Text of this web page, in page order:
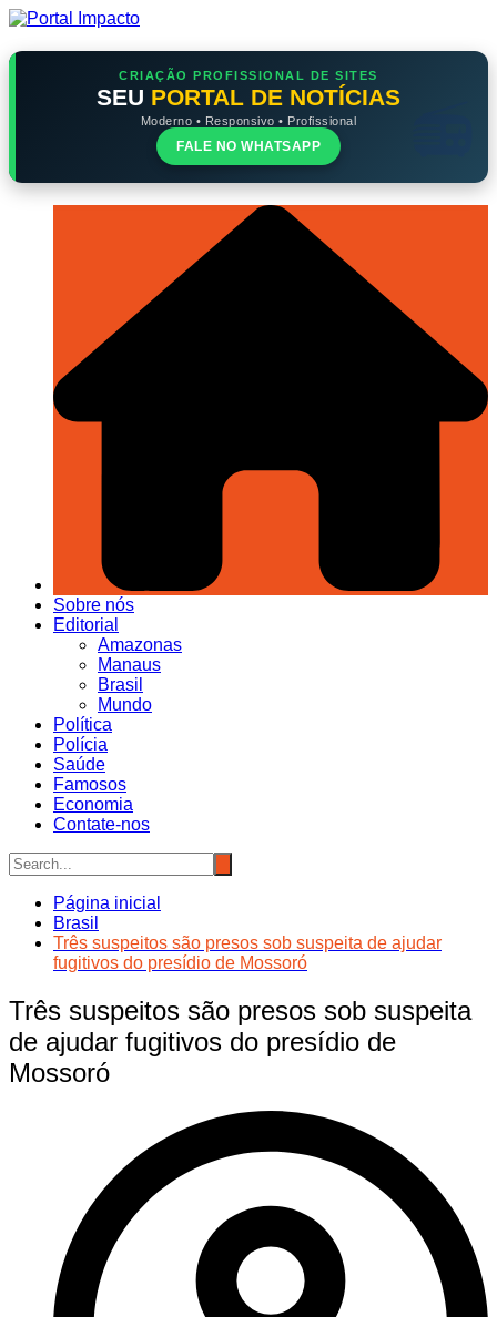
Ir
o
CRIAÇÃO PROFISSIONAL DE SITES
SEU PORTAL DE NOTÍCIAS
Moderno • Responsivo • Profissional
FALE NO WHATSAPP
Sobre nós
Editorial
Amazonas
Manaus
Brasil
Mundo
Política
Polícia
Saúde
Famosos
Economia
Contate-nos
Página inicial
Brasil
Três suspeitos são presos sob suspeita de ajudar
fugitivos do presídio de Mossoró
Três suspeitos são presos sob suspeita
de ajudar fugitivos do presídio de
Mossoró